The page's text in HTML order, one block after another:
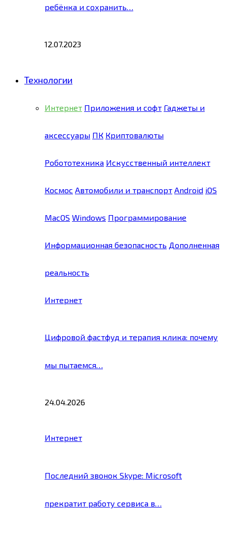
ребёнка и сохранить…
12.07.2023
Технологии
Интернет Приложения и софт Гаджеты и
аксессуары ПК Криптовалюты
Робототехника Искусственный интеллект
Космос Автомобили и транспорт Android iOS
MacOS Windows Программирование
Информационная безопасность Дополненная
реальность
Интернет
Цифровой фастфуд и терапия клика: почему
мы пытаемся…
24.04.2026
Интернет
Последний звонок Skype: Microsoft
прекратит работу сервиса в…